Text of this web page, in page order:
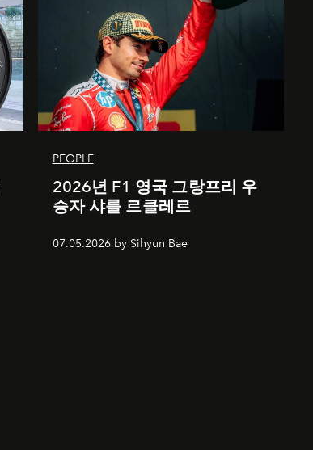
PEOPLE
2026년 F1 영국 그랑프리 우
승자 샤를 르클레르
07.05.2026 by Sihyun Bae